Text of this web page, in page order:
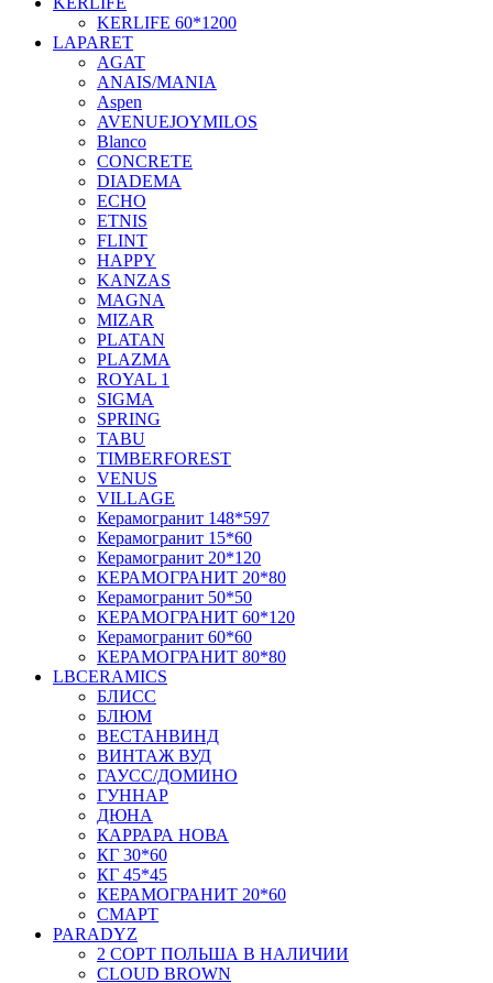
KERLIFE 60*1200
LAPARET
AGAT
ANAIS/MANIA
Aspen
AVENUEJOYMILOS
Blanco
CONCRETE
DIADEMA
ECHO
ETNIS
FLINT
HAPPY
KANZAS
MAGNA
MIZAR
PLATAN
PLAZMA
ROYAL 1
SIGMA
SPRING
TABU
TIMBERFOREST
VENUS
VILLAGE
Керамогранит 148*597
Керамогранит 15*60
Керамогранит 20*120
КЕРАМОГРАНИТ 20*80
Керамогранит 50*50
КЕРАМОГРАНИТ 60*120
Керамогранит 60*60
КЕРАМОГРАНИТ 80*80
LBCERAMICS
БЛИСС
БЛЮМ
ВЕСТАНВИНД
ВИНТАЖ ВУД
ГАУСС/ДОМИНО
ГУННАР
ДЮНА
КАРРАРА НОВА
КГ 30*60
КГ 45*45
КЕРАМОГРАНИТ 20*60
СМАРТ
PARADYZ
2 СОРТ ПОЛЬША В НАЛИЧИИ
CLOUD BROWN